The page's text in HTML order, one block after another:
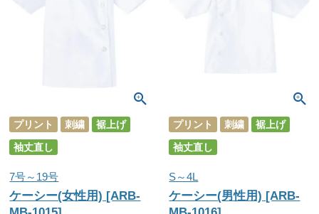
プリント 刺繍
裾上げ
袖丈直し
7号～19号
ケーシー(女性用) [ARB-
プリント 刺繍
裾上げ
袖丈直し
S～4L
ケーシー(男性用) [ARB-